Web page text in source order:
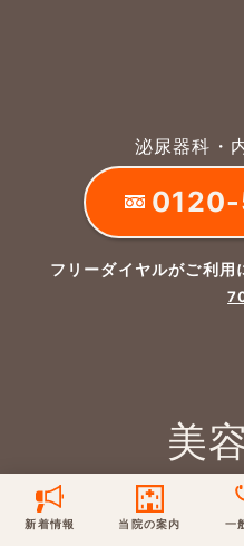
新着情報
最新医療
新着ブ
桑満院長のtwitter
当院の案内
医師
アクセ
個人情報保護方針
一
泌
内科
※ 木・日
予約
地図アプリ
泌尿器科・
フリーダイヤルがご利用
美
診療日
月・火・